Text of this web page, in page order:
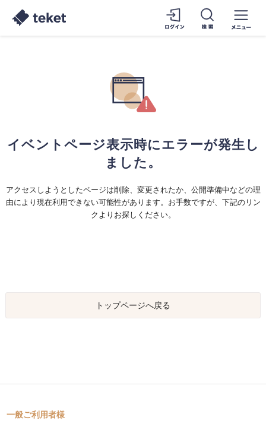
イベントページ表示時にエラーが発生し
ました。
アクセスしようとしたページは削除、変更されたか、公開準備中などの理
由により現在利用できない可能性があります。お手数ですが、下記のリン
クよりお探しください。
トップページへ戻る
一般ご利用者様